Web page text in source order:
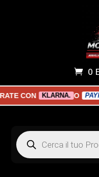
0
CON KLARNA. O PAYPAL
Products
search